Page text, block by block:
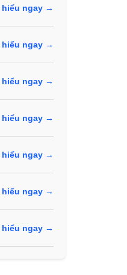
hiểu ngay →
hiểu ngay →
hiểu ngay →
hiểu ngay →
hiểu ngay →
hiểu ngay →
hiểu ngay →